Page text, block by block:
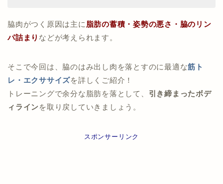
脇肉がつく原因は主に脂肪の蓄積・姿勢の悪さ・脇のリン
パ詰まり などが考えられます。
そこで今回は、脇のはみ出し肉を落とすのに最適な筋ト
レ・エクササイズを詳しくご紹介！
トレーニングで余分な脂肪を落として、 引き締まったボデ
ィラインを取り戻していきましょう。
スポンサーリンク